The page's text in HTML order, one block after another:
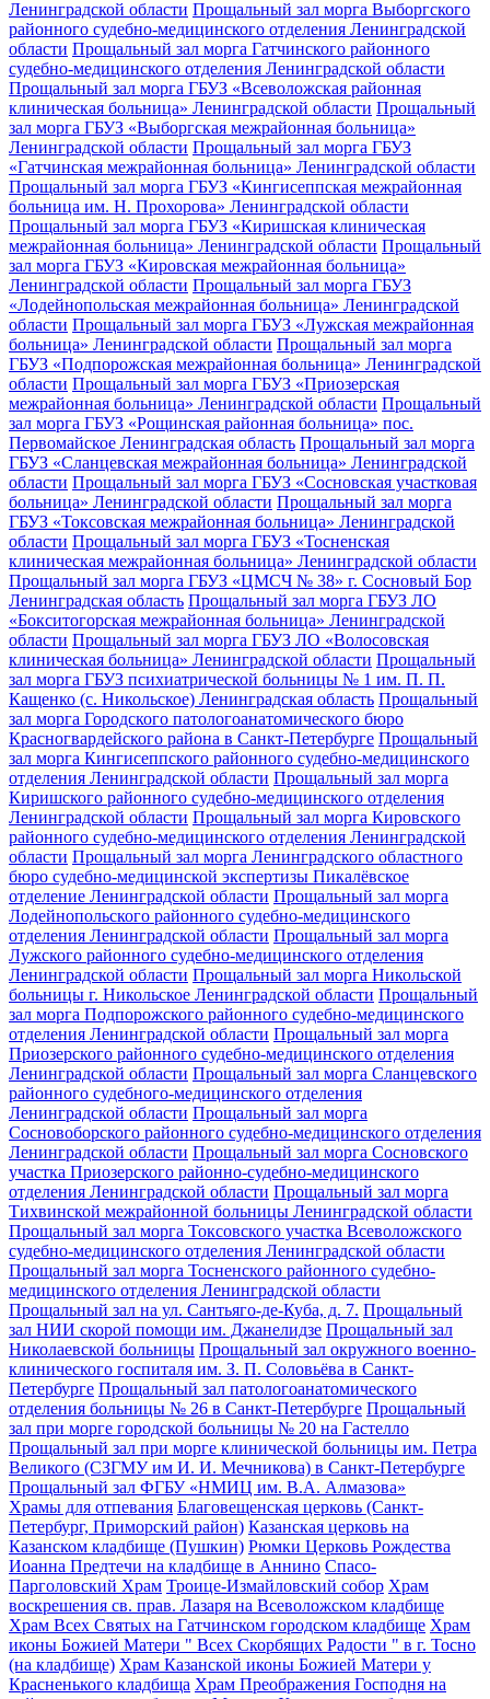
Ленинградской области Прощальный зал морга Выборгского
районного судебно-медицинского отделения Ленинградской
области Прощальный зал морга Гатчинского районного
судебно-медицинского отделения Ленинградской области
Прощальный зал морга ГБУЗ «Всеволожская районная
клиническая больница» Ленинградской области Прощальный
зал морга ГБУЗ «Выборгская межрайонная больница»
Ленинградской области Прощальный зал морга ГБУЗ
«Гатчинская межрайонная больница» Ленинградской области
Прощальный зал морга ГБУЗ «Кингисеппская межрайонная
больница им. Н. Прохорова» Ленинградской области
Прощальный зал морга ГБУЗ «Киришская клиническая
межрайонная больница» Ленинградской области Прощальный
зал морга ГБУЗ «Кировская межрайонная больница»
Ленинградской области Прощальный зал морга ГБУЗ
«Лодейнопольская межрайонная больница» Ленинградской
области Прощальный зал морга ГБУЗ «Лужская межрайонная
больница» Ленинградской области Прощальный зал морга
ГБУЗ «Подпорожская межрайонная больница» Ленинградской
области Прощальный зал морга ГБУЗ «Приозерская
межрайонная больница» Ленинградской области Прощальный
зал морга ГБУЗ «Рощинская районная больница» пос.
Первомайское Ленинградская область Прощальный зал морга
ГБУЗ «Сланцевская межрайонная больница» Ленинградской
области Прощальный зал морга ГБУЗ «Сосновская участковая
больница» Ленинградской области Прощальный зал морга
ГБУЗ «Токсовская межрайонная больница» Ленинградской
области Прощальный зал морга ГБУЗ «Тосненская
клиническая межрайонная больница» Ленинградской области
Прощальный зал морга ГБУЗ «ЦМСЧ № 38» г. Сосновый Бор
Ленинградская область Прощальный зал морга ГБУЗ ЛО
«Бокситогорская межрайонная больница» Ленинградской
области Прощальный зал морга ГБУЗ ЛО «Волосовская
клиническая больница» Ленинградской области Прощальный
зал морга ГБУЗ психиатрической больницы № 1 им. П. П.
Кащенко (с. Никольское) Ленинградская область Прощальный
зал морга Городского патологоанатомического бюро
Красногвардейского района в Санкт-Петербурге Прощальный
зал морга Кингисеппского районного судебно-медицинского
отделения Ленинградской области Прощальный зал морга
Киришского районного судебно-медицинского отделения
Ленинградской области Прощальный зал морга Кировского
районного судебно-медицинского отделения Ленинградской
области Прощальный зал морга Ленинградского областного
бюро судебно-медицинской экспертизы Пикалёвское
отделение Ленинградской области Прощальный зал морга
Лодейнопольского районного судебно-медицинского
отделения Ленинградской области Прощальный зал морга
Лужского районного судебно-медицинского отделения
Ленинградской области Прощальный зал морга Никольской
больницы г. Никольское Ленинградской области Прощальный
зал морга Подпорожского районного судебно-медицинского
отделения Ленинградской области Прощальный зал морга
Приозерского районного судебно-медицинского отделения
Ленинградской области Прощальный зал морга Сланцевского
районного судебного-медицинского отделения
Ленинградской области Прощальный зал морга
Сосновоборского районного судебно-медицинского отделения
Ленинградской области Прощальный зал морга Сосновского
участка Приозерского районно-судебно-медицинского
отделения Ленинградской области Прощальный зал морга
Тихвинской межрайонной больницы Ленинградской области
Прощальный зал морга Токсовского участка Всеволожского
судебно-медицинского отделения Ленинградской области
Прощальный зал морга Тосненского районного судебно-
медицинского отделения Ленинградской области
Прощальный зал на ул. Сантьяго-де-Куба, д. 7. Прощальный
зал НИИ скорой помощи им. Джанелидзе Прощальный зал
Николаевской больницы Прощальный зал окружного военно-
клинического госпиталя им. З. П. Соловьёва в Санкт-
Петербурге Прощальный зал патологоанатомического
отделения больницы № 26 в Санкт-Петербурге Прощальный
зал при морге городской больницы № 20 на Гастелло
Прощальный зал при морге клинической больницы им. Петра
Великого (СЗГМУ им И. И. Мечникова) в Санкт-Петербурге
Прощальный зал ФГБУ «НМИЦ им. В.А. Алмазова»
Храмы для отпевания Благовещенская церковь (Санкт-
Петербург, Приморский район) Казанская церковь на
Казанском кладбище (Пушкин) Рюмки Церковь Рождества
Иоанна Предтечи на кладбище в Аннино Спасо-
Парголовский Храм Троице-Измайловский собор Храм
воскрешения св. прав. Лазаря на Всеволожском кладбище
Храм Всех Святых на Гатчинском городском кладбище Храм
иконы Божией Матери " Всех Скорбящих Радости " в г. Тосно
(на кладбище) Храм Казанской иконы Божией Матери у
Красненького кладбища Храм Преображения Господня на